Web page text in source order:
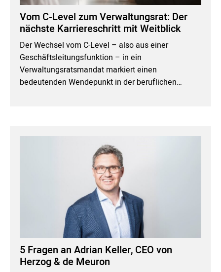
Vom C-Level zum Verwaltungsrat: Der
nächste Karriereschritt mit Weitblick
Der Wechsel vom C-Level – also aus einer
Geschäftsleitungsfunktion – in ein
Verwaltungsratsmandat markiert einen
bedeutenden Wendepunkt in der beruflichen…
5 Fragen an Adrian Keller, CEO von
Herzog & de Meuron